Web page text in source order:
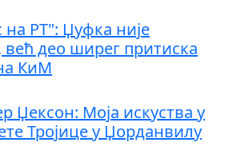
на РТ": Џуфка није
већ део ширег притиска
КиМ
Џексон: Моја искуства у
Тројице у Џорданвилу